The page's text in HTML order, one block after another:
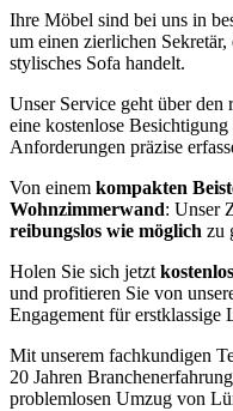
Ihre Möbel sind bei uns in
um einen zierlichen
stylisches Sofa handelt.
Unser Service geht über den
eine kostenlose
Anforderungen präzise
Von einem kompakten
Wohnzimmerwand: Unser
reibungslos wie möglich zu
Holen Sie sich jetzt
und profitieren Sie von
Engagement für erstklassige
Mit unserem fachkundigen
20 Jahren
problemlosen Umzug von